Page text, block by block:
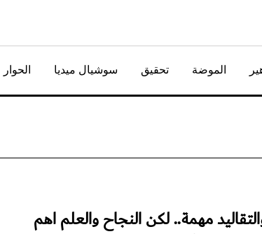
الموضة تحقيق سوشيال ميديا الحوار
مهمة.. لكن النجاح والعلم أهم